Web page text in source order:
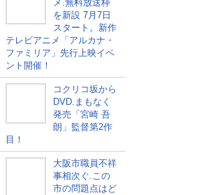
メ.無料放送枠
を新設 7月7日
スタート。新作
テレビアニメ「アルカナ・
ファミリア」先行上映イベ
ント開催！
コクリコ坂から
DVD.まもなく
発売「宮崎 吾
朗」監督第2作
目！
大阪市職員不祥
事相次ぐ.この
市の問題点はど